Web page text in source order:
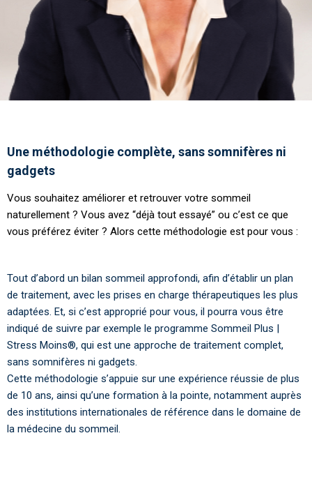
Une méthodologie complète, sans somnifères ni
gadgets
Vous souhaitez améliorer et retrouver votre sommeil
naturellement ? Vous avez “déjà tout essayé” ou c’est ce que
vous préférez éviter ? Alors cette méthodologie est pour vous :
Tout d’abord un bilan sommeil approfondi, afin d’établir un plan
de traitement, avec les prises en charge thérapeutiques les plus
adaptées. Et, si c’est approprié pour vous, il pourra vous être
indiqué de suivre par exemple le programme Sommeil Plus |
Stress Moins®, qui est une approche de traitement complet,
sans somnifères ni gadgets.
Cette méthodologie s’appuie sur une expérience réussie de plus
de 10 ans, ainsi qu’une formation à la pointe, notamment auprès
des institutions internationales de référence dans le domaine de
la médecine du sommeil.